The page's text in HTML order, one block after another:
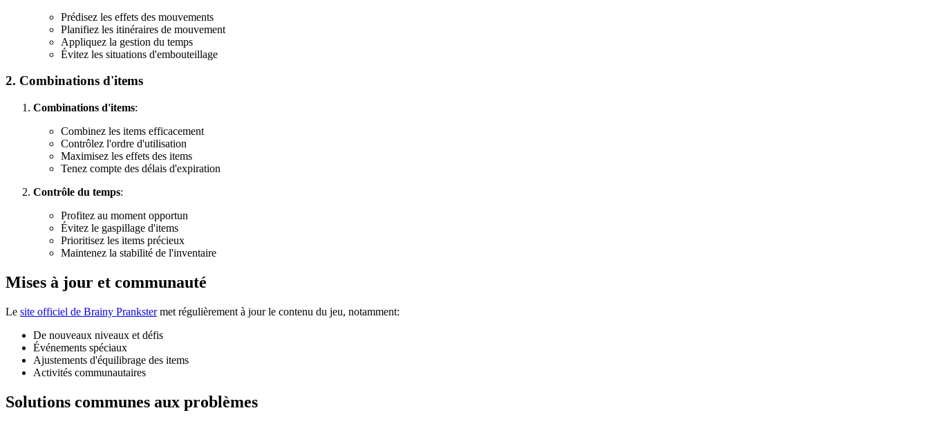
Prédisez les effets des mouvements
Planifiez les itinéraires de mouvement
Appliquez la gestion du temps
Évitez les situations d'embouteillage
2. Combinations d'items
Combinations d'items:
Combinez les items efficacement
Contrôlez l'ordre d'utilisation
Maximisez les effets des items
Tenez compte des délais d'expiration
Contrôle du temps:
Profitez au moment opportun
Évitez le gaspillage d'items
Prioritisez les items précieux
Maintenez la stabilité de l'inventaire
Mises à jour et communauté
Le site officiel de Brainy Prankstermet régulièrement à jour le contenu du jeu, notamment:
De nouveaux niveaux et défis
Événements spéciaux
Ajustements d'équilibrage des items
Activités communautaires
Solutions communes aux problèmes